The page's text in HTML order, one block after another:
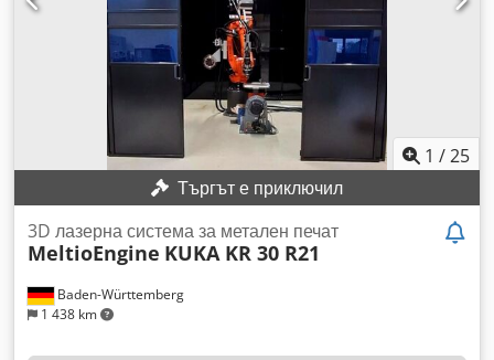
Захранване V / A / Hz: 400 – 32 – 50/60 Размери (вкл.
филтър) мм: 3385 x 1435 x 2225 Тегло (вкл. филтър) кг:
4300 Предоставената информация подлежи на промяна.
Решаващи са данните в нашата оферта и потвърждение на
поръчката. Технически данни TruPrint 3000 Табл. 3
1 /25
Търгът е приключил
Baden-Württemberg
1 438 km
3D лазерна система за метален печат
MeltioEngine KUKA KR 30 R21